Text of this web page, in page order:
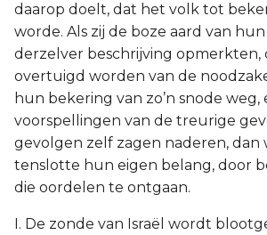
daarop doelt, dat het volk tot
worde. Als zij de boze aard van
derzelver beschrijving opmerkten,
overtuigd worden van de
hun bekering van zo’n snode weg,
voorspellingen van de treurige
gevolgen zelf zagen naderen, dan
tenslotte hun eigen belang, door
die oordelen te ontgaan.
I. De zonde van Israël wordt